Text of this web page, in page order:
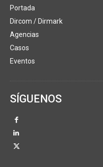
Portada
Dircom / Dirmark
Agencias
Casos
Eventos
SÍGUENOS